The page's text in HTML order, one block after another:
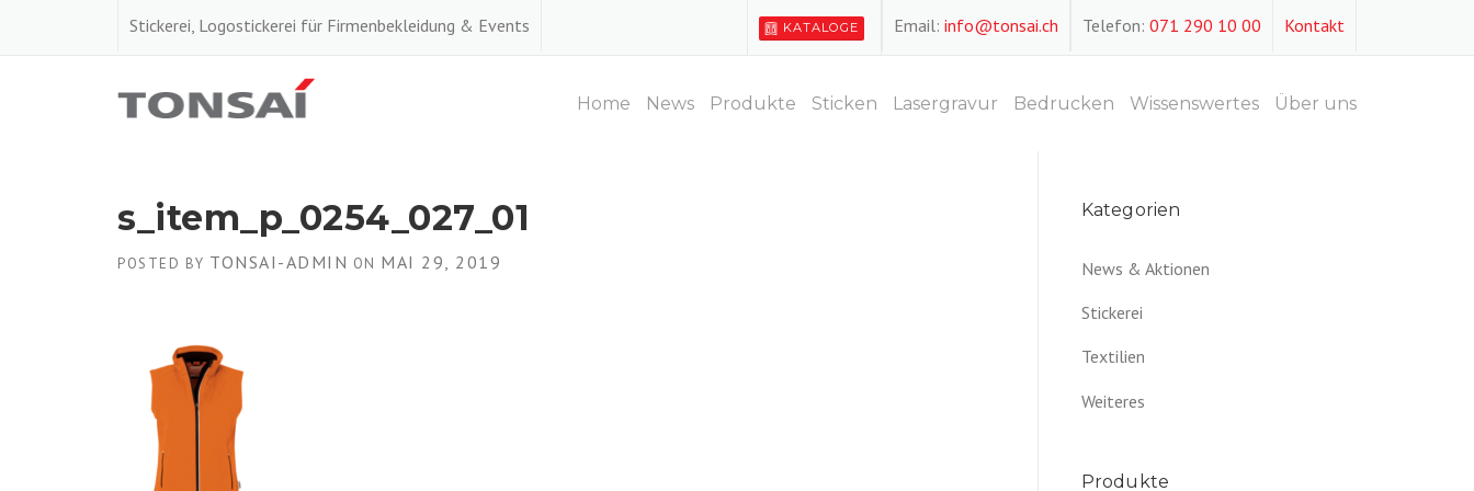
Stickerei, Logostickerei für Firmenbekleidung & Events Kontakt
Telefon: 071 290 10 00
Email: info@tonsai.ch
KATALOGE
Home News Produkte Sticken Lasergravur Bedrucken Wissenswertes Über uns
s_item_p_0254_027_01
POSTED BY TONSAI-ADMIN ON MAI 29, 2019
Kategorien
News & Aktionen
Stickerei
Textilien
Weiteres
Produkte